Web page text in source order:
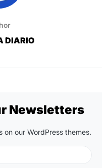
DIARIO
Newsletters
our WordPress themes.